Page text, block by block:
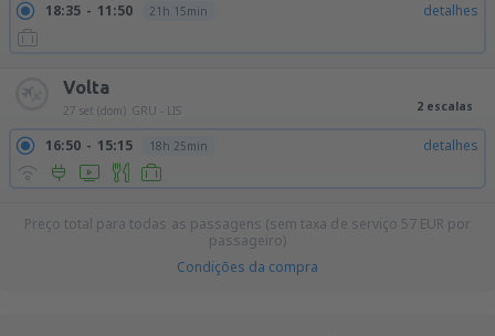
18:35 11:50 21h 15min detalhes
Volta
27 set (dom) GRU - LIS 2 escalas
16:50 15:15 18h 25min detalhes
Preço total para todas as passagens (sem taxa de serviço 57 EUR por
passageiro)
Condições da compra